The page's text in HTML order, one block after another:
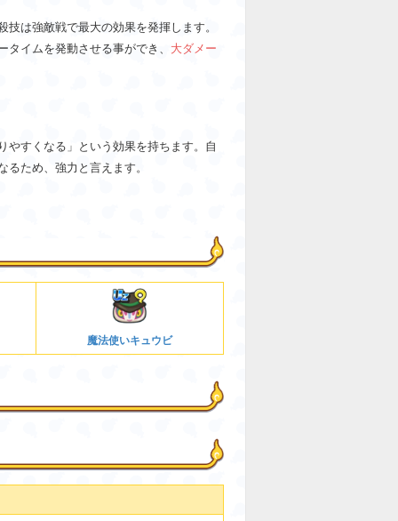
は強敵戦で最大の効果を発揮します。
イムを発動させる事ができ、 大ダメー
やすくなる」という効果を持ちます。自
ため、強力と言えます。
魔法使いキュウビ